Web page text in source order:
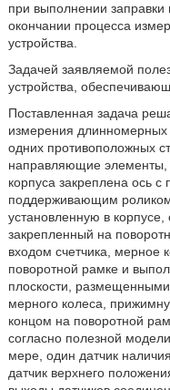
при выполнении
окончании процесса
устройства.
Задачей заявляемой
устройства,
Поставленная задача
измерения
одних противоположных
направляющие элементы,
корпуса закреплена ось
поддерживающим
установленную в корпусе,
закрепленный на
входом счетчика, мерное
поворотной рамке и
плоскости, размещенными
мерного колеса,
концом на поворотной
согласно полезной
мере, один датчик
датчик верхнего